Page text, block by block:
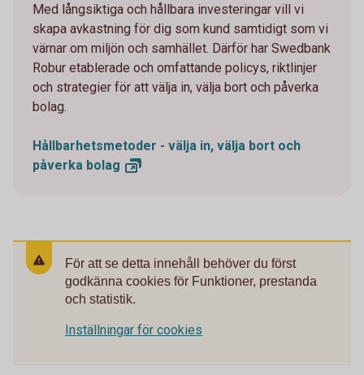
Med långsiktiga och hållbara investeringar vill vi
skapa avkastning för dig som kund samtidigt som vi
värnar om miljön och samhället. Därför har Swedbank
Robur etablerade och omfattande policys, riktlinjer
och strategier för att välja in, välja bort och påverka
bolag.
Hållbarhetsmetoder - välja in, välja bort och
påverka bolag
För att se detta innehåll behöver du först
godkänna cookies för Funktioner, prestanda
och statistik.
Inställningar för cookies